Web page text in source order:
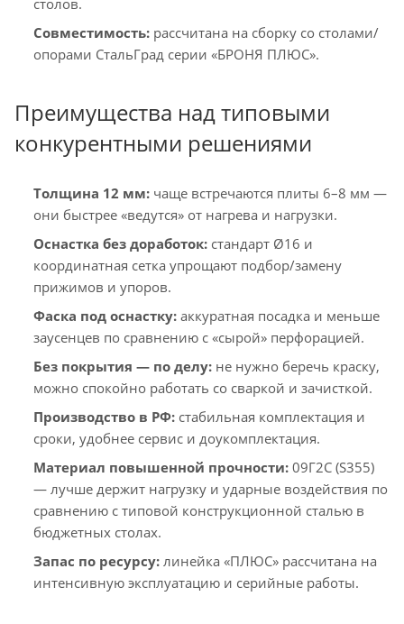
Совместимость: рассчитана на сборку со столами/
опорами СтальГрад серии «БРОНЯ ПЛЮС».
Преимущества над типовыми
конкурентными решениями
Толщина 12 мм: чаще встречаются плиты 6–8 мм —
они быстрее «ведутся» от нагрева и нагрузки.
Оснастка без доработок: стандарт Ø16 и
координатная сетка упрощают подбор/замену
прижимов и упоров.
Фаска под оснастку: аккуратная посадка и меньше
заусенцев по сравнению с «сырой» перфорацией.
Без покрытия — по делу: не нужно беречь краску,
можно спокойно работать со сваркой и зачисткой.
Производство в РФ: стабильная комплектация и
сроки, удобнее сервис и доукомплектация.
Материал повышенной прочности: 09Г2С (S355)
— лучше держит нагрузку и ударные воздействия по
сравнению с типовой конструкционной сталью в
бюджетных столах.
Запас по ресурсу: линейка «ПЛЮС» рассчитана на
интенсивную эксплуатацию и серийные работы.